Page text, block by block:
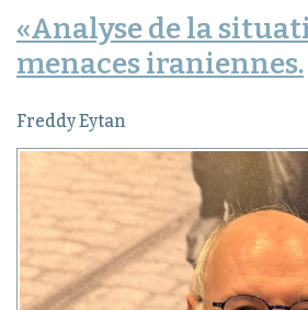
«Analyse de la
menaces iraniennes.
Freddy Eytan